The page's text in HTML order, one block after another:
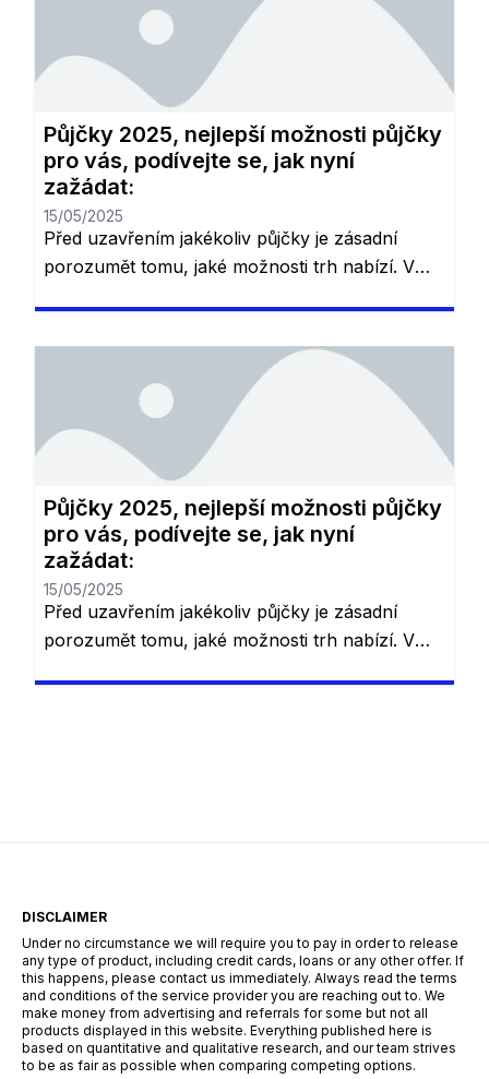
potřebách – ať už potřebujete půjčku na
konsolidaci dluhů, bydlení nebo rychlou
finanční podporu – je důležité pečlivě zvážit
jednotlivé nabídky. Níže […]
Půjčky 2025, nejlepší možnosti půjčky
pro vás, podívejte se, jak nyní
zažádat:
15/05/2025
Před uzavřením jakékoliv půjčky je zásadní
porozumět tomu, jaké možnosti trh nabízí. V
a dalších výhod. V závislosti na vašich
potřebách – ať už potřebujete půjčku na
konsolidaci dluhů, bydlení nebo rychlou
finanční podporu – je důležité pečlivě zvážit
jednotlivé nabídky. Níže […]
Půjčky 2025, nejlepší možnosti půjčky
pro vás, podívejte se, jak nyní
zažádat:
15/05/2025
Před uzavřením jakékoliv půjčky je zásadní
porozumět tomu, jaké možnosti trh nabízí. V
jednotlivé nabídky. Níže […]
DISCLAIMER
Under no circumstance we will require you to pay in order to release
any type of product, including credit cards, loans or any other offer. If
this happens, please contact us immediately. Always read the terms
and conditions of the service provider you are reaching out to. We
make money from advertising and referrals for some but not all
products displayed in this website. Everything published here is
based on quantitative and qualitative research, and our team strives
to be as fair as possible when comparing competing options.